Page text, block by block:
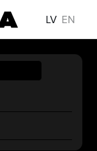
LV EN